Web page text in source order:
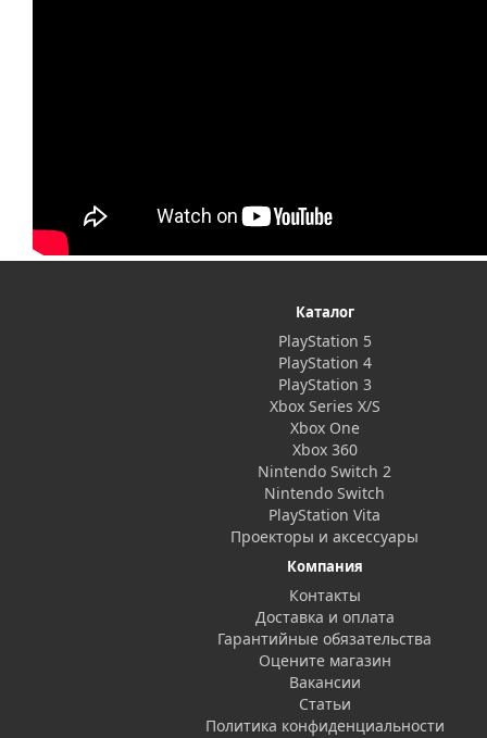
Каталог
PlayStation 5
PlayStation 4
PlayStation 3
Xbox Series X/S
Xbox One
Xbox 360
Nintendo Switch 2
Nintendo Switch
PlayStation Vita
Проекторы и аксессуары
Компания
Контакты
Доставка и оплата
Гарантийные обязательства
Оцените магазин
Вакансии
Статьи
Политика конфиденциальности